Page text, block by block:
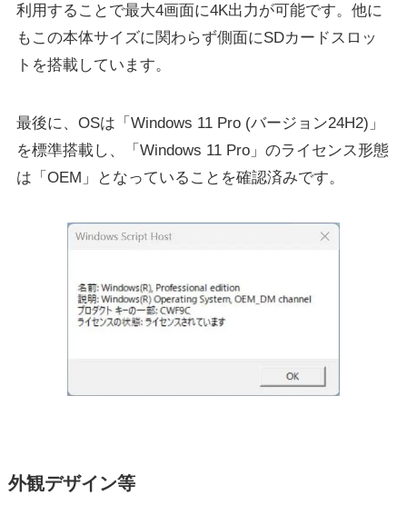
利用することで最大4画面に4K出力が可能です。他に
もこの本体サイズに関わらず側面にSDカードスロッ
トを搭載しています。
最後に、OSは「Windows 11 Pro (バージョン24H2)」
を標準搭載し、「Windows 11 Pro」のライセンス形態
は「OEM」となっていることを確認済みです。
外観デザイン等